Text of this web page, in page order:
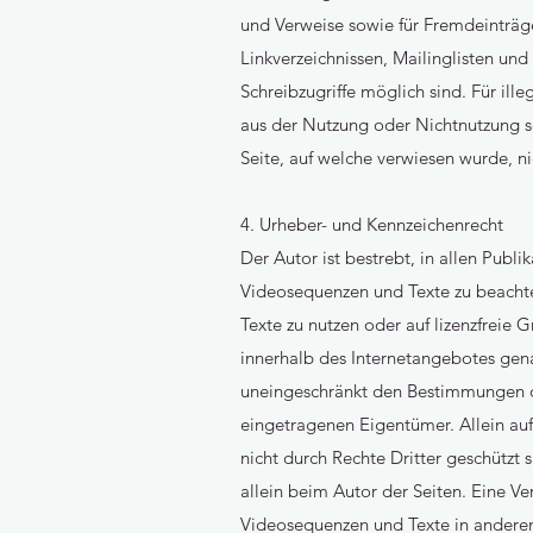
und Verweise sowie für
Linkverzeichnissen, Mailinglisten
Schreibzugriffe möglich sind. Für
aus der Nutzung oder Nichtnutzung
Seite, auf welche verwiesen wurde,
4. Urheber- und Kennzeichenrecht
Der Autor ist bestrebt, in allen
Videosequenzen und Texte zu
Texte zu nutzen oder auf lizenzfreie
innerhalb des Internetangebotes
uneingeschränkt den
eingetragenen Eigentümer. Allein
nicht durch Rechte Dritter
allein beim Autor der Seiten. Eine
Videosequenzen und Texte in